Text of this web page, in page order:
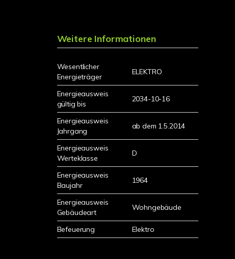
Weitere Informationen
Wesentlicher
Energieträger
ELEKTRO
Energieausweis
gültig bis
2034-10-16
Energieausweis
Jahrgang
ab dem 1.5.2014
Energieausweis
Werteklasse
D
Energieausweis
Baujahr
1964
Energieausweis
Gebäudeart
Wohngebäude
Befeuerung Elektro